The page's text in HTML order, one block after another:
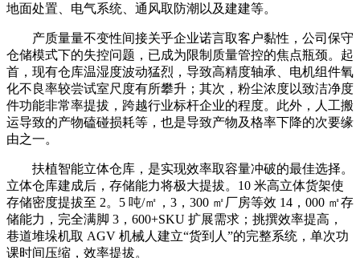
地面处置、电气系统、通风取防潮以及建建等。
产质量量不变性间接关乎企业诺言取客户黏性，公司保守
仓储模式下的失控问题，已成为限制质量管控的焦点瓶颈。起
首，现有仓库温湿度波动猛烈，导致高精度轴承、电机组件氧
化不良率较尝试室尺度有所攀升；其次，粉尘浓度以致洁净度
件功能非常率提拔，跨越行业标杆企业的程度。此外，人工搬
运导致的产物磕碰损耗等，也是导致产物及格率下降的次要缘
由之一。
扶植智能立体仓库，是实现效率取容量冲破的最佳选择。
立体仓库建成后，存储能力将极大提拔。10 米高立体货架使
存储密度提拔至 2。5 吨/㎡，3，300 ㎡厂房等效 14，000 ㎡存
储能力，完全满脚 3，600+SKU 扩展需求；挑撰效率提高，
巷道堆垛机取 AGV 机械人建立“货到人”的完整系统，单次功
课时间压缩，效率提拔。